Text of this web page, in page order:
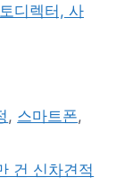
디렉터, 사
, 스마트폰,
건 신차견적